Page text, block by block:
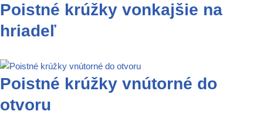
Poistné krúžky vonkajšie na
hriadeľ
Poistné krúžky vnútorné do
otvoru